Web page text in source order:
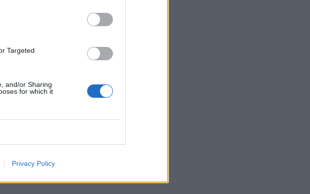
Targeted
and/or Sharing
for which it
Privacy Policy